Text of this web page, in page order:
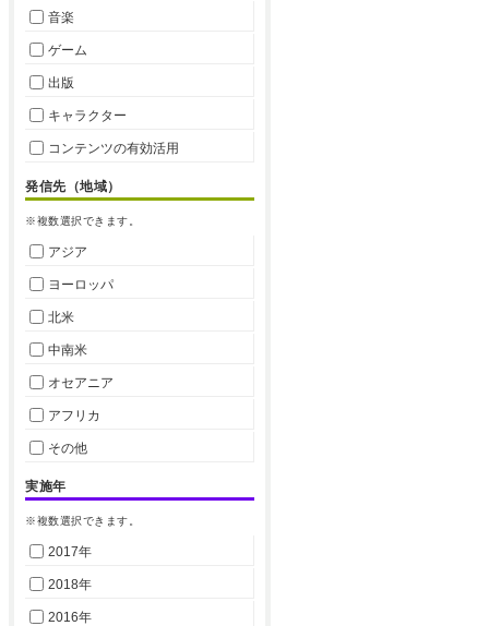
音楽
ゲーム
出版
キャラクター
コンテンツの有効活用
発信先（地域）
※複数選択できます。
アジア
ヨーロッパ
北米
中南米
オセアニア
アフリカ
その他
実施年
※複数選択できます。
2017年
2018年
2016年